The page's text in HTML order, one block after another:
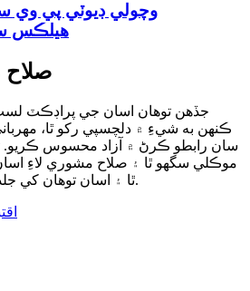
وچولي ڊيوٽي پي وي
هيلڪس
صلاح
جڏهن توهان اسان جي پراڊڪٽ
ڪنهن به شيءِ ۾ دلچسپي رکو ٿا،
سان رابطو ڪرڻ ۾ آزاد محسوس ڪريو.
موڪلي سگهو ٿا ۽ صلاح مشوري لاءِ
ٿا ۽ اسان توهان کي جلد کان جلد جواب ڏينداسين.